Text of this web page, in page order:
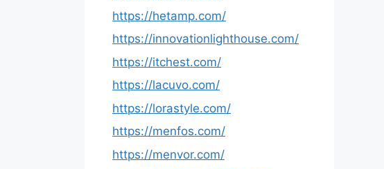
https://hetamp.com/
https://innovationlighthouse.com/
https://itchest.com/
https://lacuvo.com/
https://lorastyle.com/
https://menfos.com/
https://menvor.com/